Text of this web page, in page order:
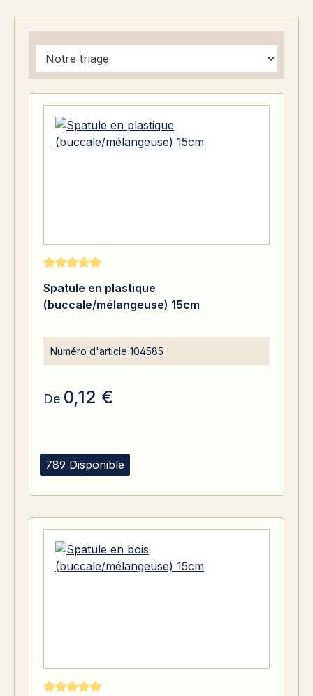
789 Disponible
Note moyenne de 5 sur 5 étoiles
Spatule en plastique
(buccale/mélangeuse) 15cm
Numéro d'article 104585
De 0,12 €